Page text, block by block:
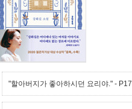
"할아버지가 좋아하시던 요리야." - P17